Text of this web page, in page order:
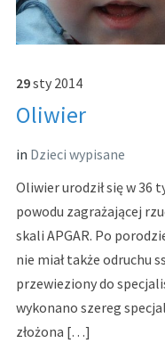
29sty 2014
Oliwier
in Dzieci wypisane
Oliwier urodził się w 36
powodu zagrażającej
skali APGAR. Po
nie miał także odruchu
przewieziony do
wykonano szereg
złożona […]